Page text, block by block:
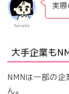
hanako
実
大手企業も
NMNは一部の
ん。